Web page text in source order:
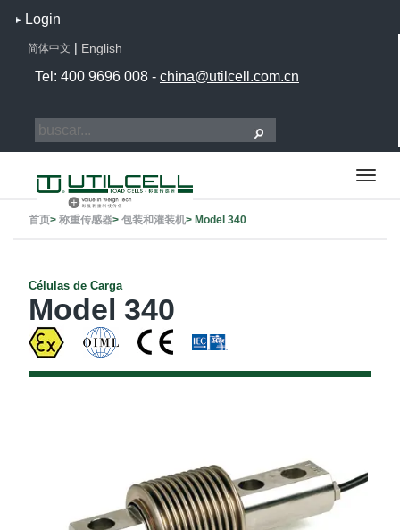
Login
简体中文 | English
Tel: 400 9696 008 - china@utilcell.com.cn
首页> 称重传感器> 包装和灌装机> Model 340
Células de Carga
Model 340